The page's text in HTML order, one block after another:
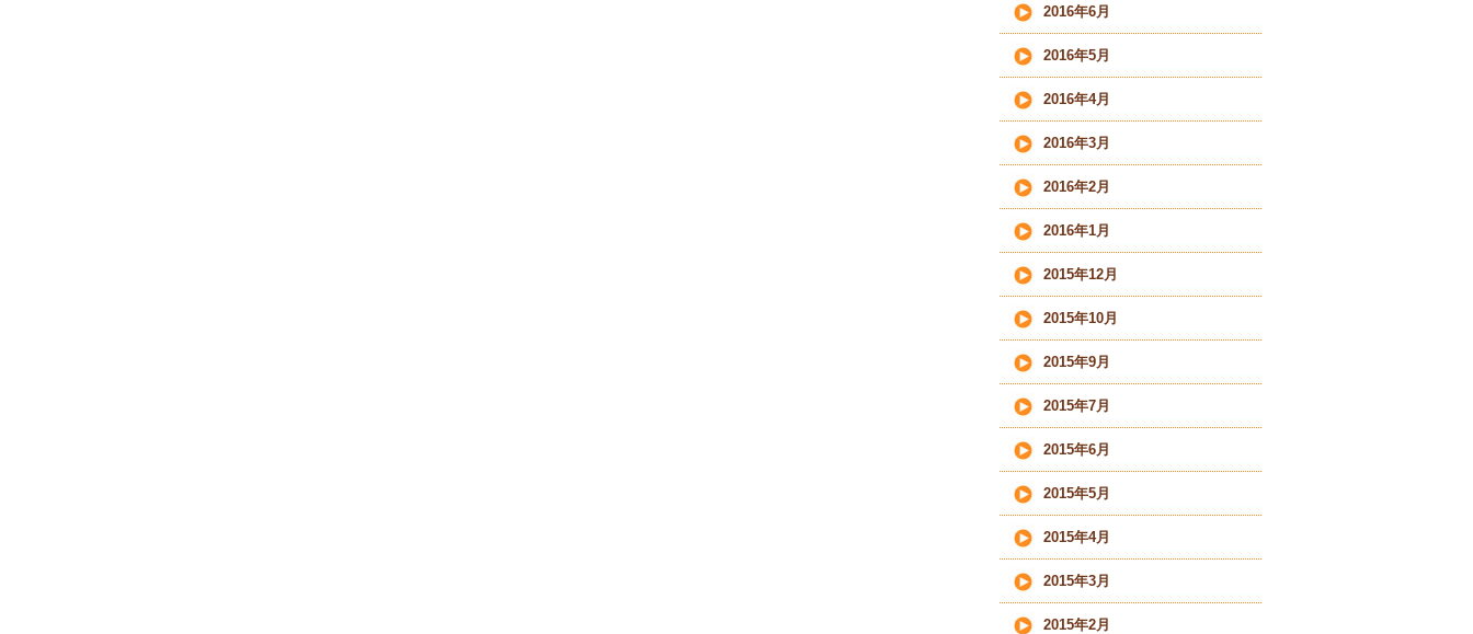
2016年6月
2016年5月
2016年4月
2016年3月
2016年2月
2016年1月
2015年12月
2015年10月
2015年9月
2015年7月
2015年6月
2015年5月
2015年4月
2015年3月
2015年2月